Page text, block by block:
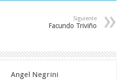
Siguiente
Facundo Triviño
Angel Negrini